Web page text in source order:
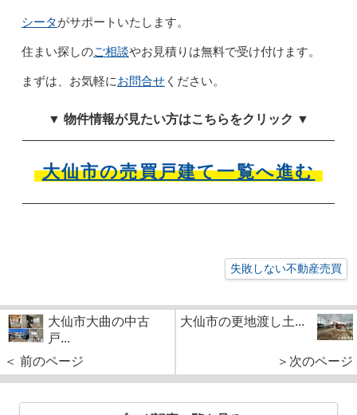
シータがサポートいたします。
住まい探しのご相談やお見積りは無料で受け付けます。
まずは、お気軽にお問合せください。
▼ 物件情報が見たい方はこちらをクリック ▼
大仙市の売買戸建て一覧へ進む
失敗しない不動産売買
大仙市大曲の中古
戸...
＜ 前のページ
大仙市の更地渡し土...
＞次のページ